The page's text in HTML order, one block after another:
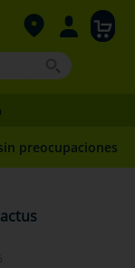
preocupaciones